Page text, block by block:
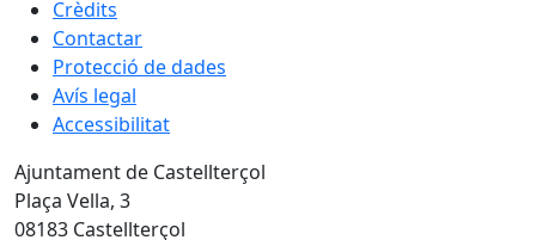
Crèdits
Contactar
Protecció de dades
Avís legal
Accessibilitat
Ajuntament de Castellterçol
Plaça Vella, 3
08183 Castellterçol